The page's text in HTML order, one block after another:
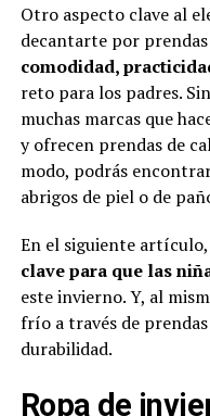
Otro aspecto clave al
decantarte por prendas
comodidad,
reto para los padres.
muchas marcas que
y ofrecen prendas de
modo, podrás
abrigos de piel o de
En el siguiente
clave para que las
este invierno. Y, al
frío a través de
durabilidad.
Ropa de